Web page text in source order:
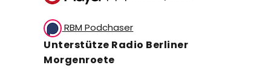
RBM Podchaser
Unterstütze Radio Berliner
Morgenroete